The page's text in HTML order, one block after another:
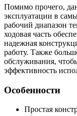
Помимо прочего,
эксплуатации в
рабочий диапазон
ходовая часть
надежная
работу. Также
обслуживания,
эффективность
Особенности
Простая